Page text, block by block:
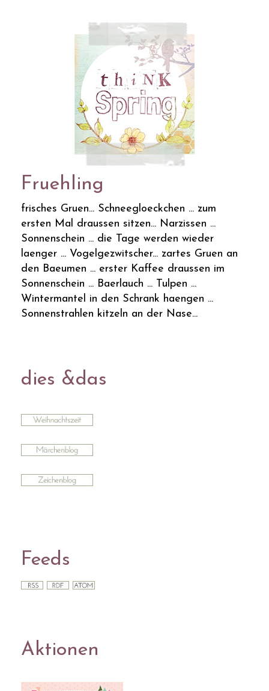
Fruehling
frisches Gruen... Schneegloeckchen ... zum
ersten Mal draussen sitzen... Narzissen ...
Sonnenschein ... die Tage werden wieder
laenger ... Vogelgezwitscher... zartes Gruen an
den Baeumen ... erster Kaffee draussen im
Sonnenschein ... Baerlauch ... Tulpen ...
Wintermantel in den Schrank haengen ...
Sonnenstrahlen kitzeln an der Nase...
dies &das
Feeds
Aktionen